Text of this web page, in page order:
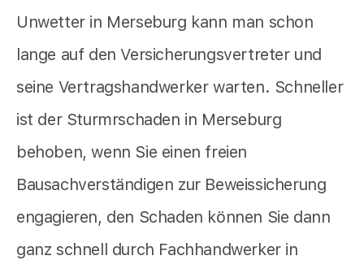
Unwetter in Merseburg kann man schon
lange auf den Versicherungsvertreter und
seine Vertragshandwerker warten. Schneller
ist der Sturmrschaden in Merseburg
behoben, wenn Sie einen freien
Bausachverständigen zur Beweissicherung
engagieren, den Schaden können Sie dann
ganz schnell durch Fachhandwerker in